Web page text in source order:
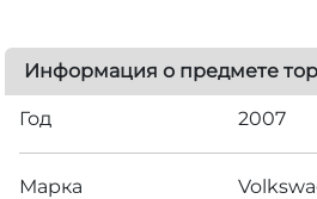
Информация о предмете
Год 2007
Марка